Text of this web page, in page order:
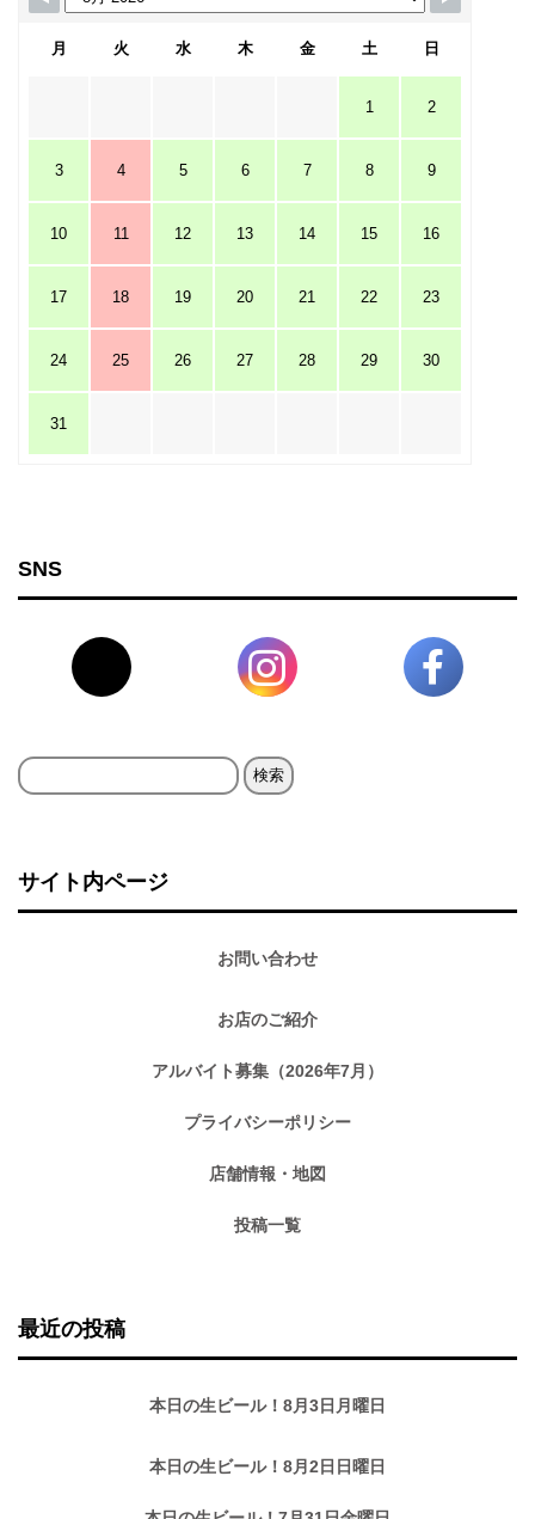
月 火 水 木 金 土 日
1 2
3 4 5 6 7 8 9
10 11 12 13 14 15 16
17 18 19 20 21 22 23
24 25 26 27 28 29 30
31
SNS
検
サイト内ページ
お問い合わせ
お店のご紹介
アルバイト募集（2026年7月）
プライバシーポリシー
店舗情報・地図
投稿一覧
最近の投稿
本日の生ビール！8月3日月曜日
本日の生ビール！8月2日日曜日